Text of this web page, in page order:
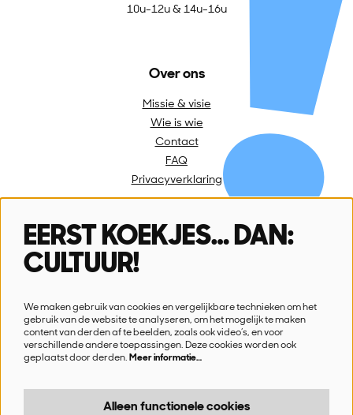
10u-12u & 14u-16u
Over ons
Missie & visie
Wie is wie
Contact
FAQ
Privacyverklaring
Volg ons
Schrijf je in voor onze nieuwsbrief
Ik wil nieuws!
EERST KOEKJES… DAN:
CULTUUR!
We maken gebruik van cookies en vergelijkbare technieken om het
gebruik van de website te analyseren, om het mogelijk te maken
content van derden af te beelden, zoals ook video’s, en voor
verschillende andere toepassingen. Deze cookies worden ook
geplaatst door derden.Meer informatie…
Alleen functionele cookies